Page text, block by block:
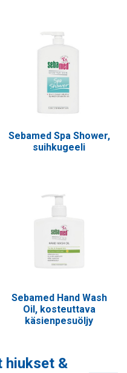
Sebamed Spa Shower,
suihkugeeli
Sebamed Hand Wash
Oil, kosteuttava
käsienpesuöljy
hiukset &